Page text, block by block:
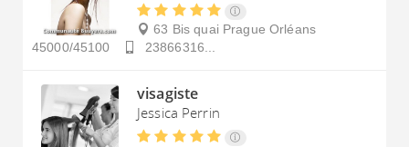
63 Bis quai Prague Orléans
45000/45100
23866316...
visagiste
Jessica Perrin